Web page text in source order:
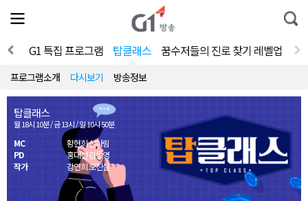
전
체
뉴
열
통
합
색
상 G1 특집 프로그램 탑클래스 꿈수저들의 진로 찾기 레벨업
프로그램소개 다시보기 방송정보
탑클래스
월 18시 10분 / 금 13시 / 일 10시 50분
MC
황현희 신아림
PD
홍대선 김동영
작가
강연희 오진실